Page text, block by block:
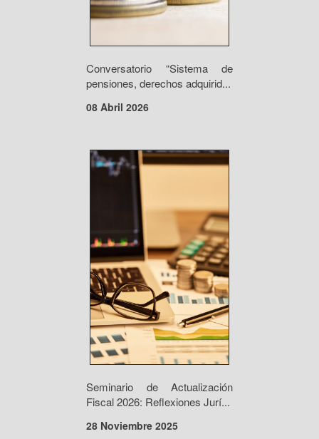
Conversatorio “Sistema de
pensiones, derechos adquirid...
08 Abril 2026
Seminario de Actualización
Fiscal 2026: Reflexiones Jurí...
28 Noviembre 2025